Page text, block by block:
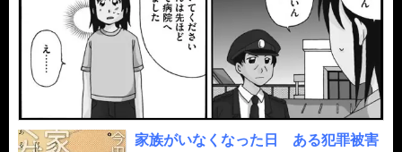
家族がいなくなった日 ある犯罪被害